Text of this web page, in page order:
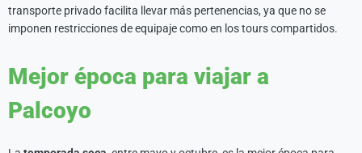
transporte privado facilita llevar más pertenencias, ya que no se
imponen restricciones de equipaje como en los tours compartidos.
Mejor época para viajar a
Palcoyo